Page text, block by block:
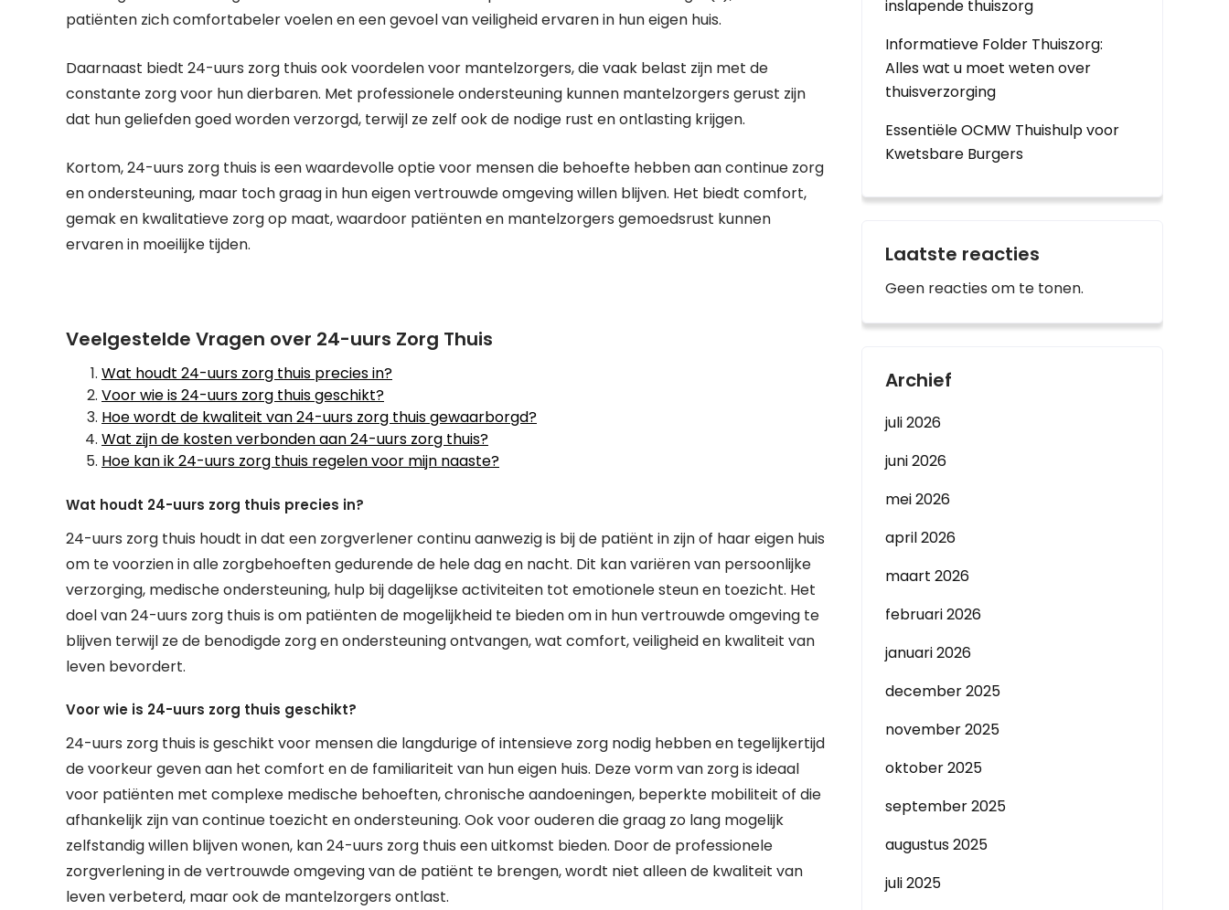
patiënten zich comfortabeler voelen en een gevoel van veiligheid ervaren in hun eigen huis.
Daarnaast biedt 24-uurs zorg thuis ook voordelen voor mantelzorgers, die vaak belast zijn met de
constante zorg voor hun dierbaren. Met professionele ondersteuning kunnen mantelzorgers gerust zijn
dat hun geliefden goed worden verzorgd, terwijl ze zelf ook de nodige rust en ontlasting krijgen.
Kortom, 24-uurs zorg thuis is een waardevolle optie voor mensen die behoefte hebben aan continue zorg
en ondersteuning, maar toch graag in hun eigen vertrouwde omgeving willen blijven. Het biedt comfort,
gemak en kwalitatieve zorg op maat, waardoor patiënten en mantelzorgers gemoedsrust kunnen
ervaren in moeilijke tijden.
Veelgestelde Vragen over 24-uurs Zorg Thuis
Wat houdt 24-uurs zorg thuis precies in?
Voor wie is 24-uurs zorg thuis geschikt?
Hoe wordt de kwaliteit van 24-uurs zorg thuis gewaarborgd?
Wat zijn de kosten verbonden aan 24-uurs zorg thuis?
Hoe kan ik 24-uurs zorg thuis regelen voor mijn naaste?
Wat houdt 24-uurs zorg thuis precies in?
24-uurs zorg thuis houdt in dat een zorgverlener continu aanwezig is bij de patiënt in zijn of haar eigen huis
om te voorzien in alle zorgbehoeften gedurende de hele dag en nacht. Dit kan variëren van persoonlijke
verzorging, medische ondersteuning, hulp bij dagelijkse activiteiten tot emotionele steun en toezicht. Het
doel van 24-uurs zorg thuis is om patiënten de mogelijkheid te bieden om in hun vertrouwde omgeving te
blijven terwijl ze de benodigde zorg en ondersteuning ontvangen, wat comfort, veiligheid en kwaliteit van
leven bevordert.
Voor wie is 24-uurs zorg thuis geschikt?
24-uurs zorg thuis is geschikt voor mensen die langdurige of intensieve zorg nodig hebben en tegelijkertijd
de voorkeur geven aan het comfort en de familiariteit van hun eigen huis. Deze vorm van zorg is ideaal
voor patiënten met complexe medische behoeften, chronische aandoeningen, beperkte mobiliteit of die
afhankelijk zijn van continue toezicht en ondersteuning. Ook voor ouderen die graag zo lang mogelijk
zelfstandig willen blijven wonen, kan 24-uurs zorg thuis een uitkomst bieden. Door de professionele
zorgverlening in de vertrouwde omgeving van de patiënt te brengen, wordt niet alleen de kwaliteit van
leven verbeterd, maar ook de mantelzorgers ontlast.
inslapende thuiszorg
Informatieve Folder Thuiszorg:
Alles wat u moet weten over
thuisverzorging
Essentiële OCMW Thuishulp voor
Kwetsbare Burgers
Laatste reacties
Geen reacties om te tonen.
Archief
juli 2026
juni 2026
mei 2026
april 2026
maart 2026
februari 2026
januari 2026
december 2025
november 2025
oktober 2025
september 2025
augustus 2025
juli 2025